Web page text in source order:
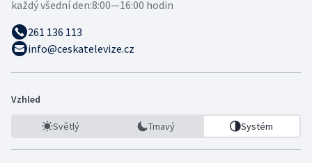
každý všední den:8:00—16:00 hodin
261 136 113
info@ceskatelevize.cz
Vzhled
Světlý Tmavý Systém